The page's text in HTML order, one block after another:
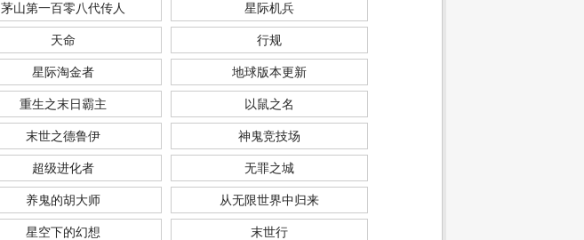
茅山第一百零八代传人 星际机兵
天命 行规
星际淘金者 地球版本更新
重生之末日霸主 以鼠之名
末世之德鲁伊 神鬼竞技场
超级进化者 无罪之城
养鬼的胡大师 从无限世界中归来
星空下的幻想 末世行